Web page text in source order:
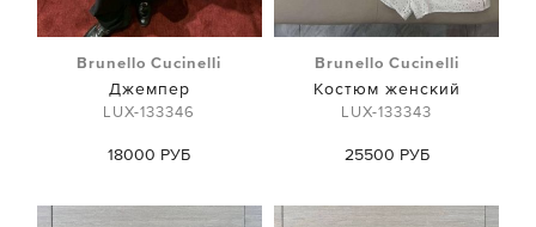
Brunello Cucinelli
Джемпер
LUX-133346
18000 РУБ
Brunello Cucinelli
Костюм женский
LUX-133343
25500 РУБ